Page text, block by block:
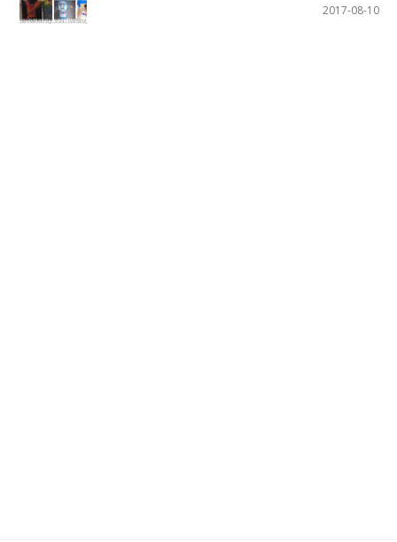
2017-08-10